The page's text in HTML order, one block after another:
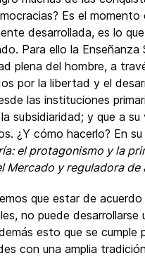
Es el
desarrollada, es lo
Para ello la
plena del hombre, a
por la libertad y el
las instituciones
subsidiaridad; y que a
¿Y cómo hacerlo? En
el protagonismo y la
Mercado y reguladora de
que estar de
no puede
esto que se cumple
con una amplia